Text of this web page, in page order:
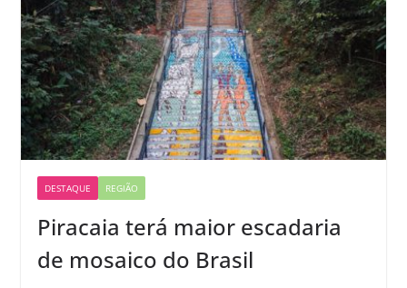
DESTAQUE REGIÃO
Piracaia terá maior escadaria
de mosaico do Brasil